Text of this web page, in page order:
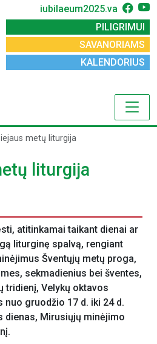
iubilaeum2025.va
PILIGRIMUI
SAVANORIAMS
KALENDORIUS
metų liturgija
liturgija
atitinkamai taikant dienai ar
liturginę spalvą, rengiant
Šventųjų metų proga,
sekmadienius bei šventes,
tridienį, Velykų oktavos
nuo gruodžio 17 d. iki 24 d.
dienas, Mirusiųjų minėjimo